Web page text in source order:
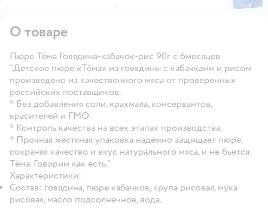
О товаре
Пюре Тёма Говядина-кабачок-рис 90г с 6месяцев
"Детское пюре «Тёма» из говядины с кабачками и рисом
произведено из качественного мяса от проверенных
российских поставщиков.
* Без добавления соли, крахмала, консервантов,
красителей и ГМО.
* Контроль качества на всех этапах производства.
* Прочная жестяная упаковка надежно защищает пюре,
сохраняя качество и вкус натурального мяса, и не бьется.
Тёма. Говорим как есть."
Характеристики:
Состав: говядина, пюре кабачков, крупа рисовая, мука
рисовая, масло подсолнечное, вода.